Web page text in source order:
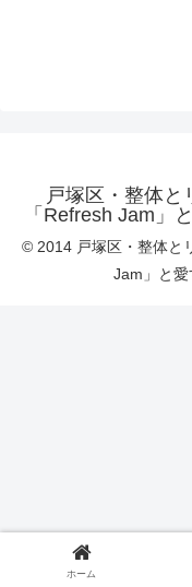
戸塚区・整体と
「Refresh Jam」
© 2014 戸塚区・整体と
Jam」と愛
ホーム